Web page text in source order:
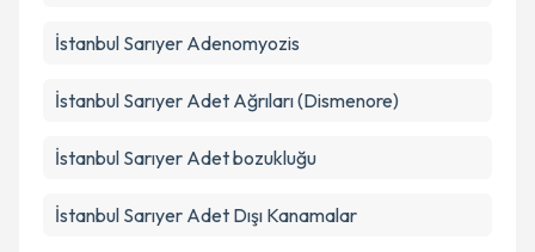
İstanbul Sarıyer Adenomyozis
İstanbul Sarıyer Adet Ağrıları (Dismenore)
İstanbul Sarıyer Adet bozukluğu
İstanbul Sarıyer Adet Dışı Kanamalar